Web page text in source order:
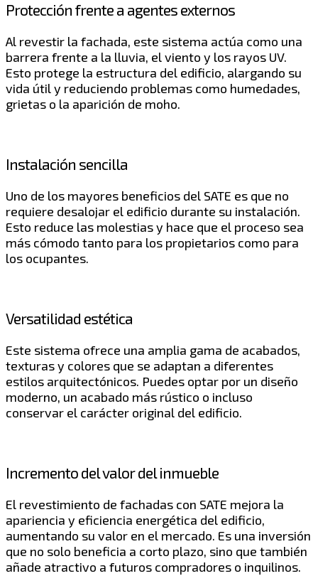
Protección frente a agentes externos
Al revestir la fachada, este sistema actúa como una
barrera frente a la lluvia, el viento y los rayos UV.
Esto protege la estructura del edificio, alargando su
vida útil y reduciendo problemas como humedades,
grietas o la aparición de moho.
Instalación sencilla
Uno de los mayores beneficios del SATE es que no
requiere desalojar el edificio durante su instalación.
Esto reduce las molestias y hace que el proceso sea
más cómodo tanto para los propietarios como para
los ocupantes.
Versatilidad estética
Este sistema ofrece una amplia gama de acabados,
texturas y colores que se adaptan a diferentes
estilos arquitectónicos. Puedes optar por un diseño
moderno, un acabado más rústico o incluso
conservar el carácter original del edificio.
Incremento del valor del inmueble
El revestimiento de fachadas con SATE mejora la
apariencia y eficiencia energética del edificio,
aumentando su valor en el mercado. Es una inversión
que no solo beneficia a corto plazo, sino que también
añade atractivo a futuros compradores o inquilinos.